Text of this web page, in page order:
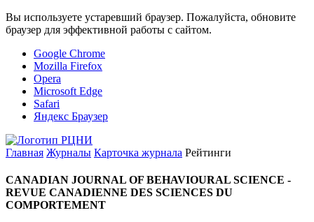
Вы используете устаревший браузер. Пожалуйста, обновите
браузер для эффективной работы с сайтом.
Google Chrome
Mozilla Firefox
Opera
Microsoft Edge
Safari
Яндекс Браузер
Главная Журналы Карточка журнала Рейтинги
CANADIAN JOURNAL OF BEHAVIOURAL SCIENCE -
REVUE CANADIENNE DES SCIENCES DU
COMPORTEMENT